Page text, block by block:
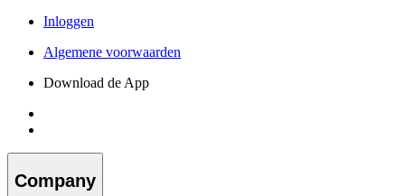
Inloggen
Algemene voorwaarden
Download de App
Company